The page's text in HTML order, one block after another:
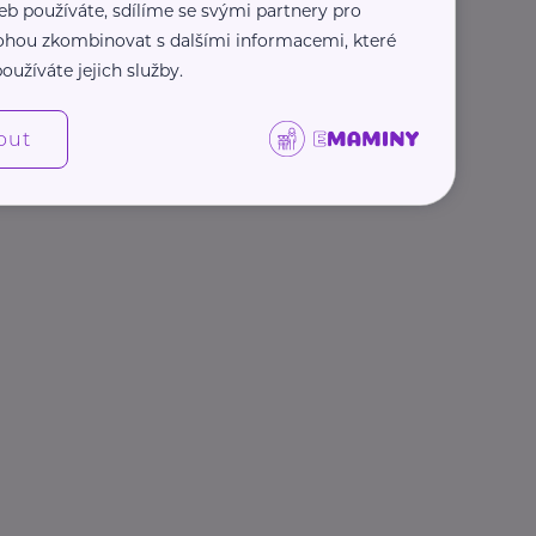
používáte, sdílíme se svými partnery pro
zkombinovat s dalšími informacemi, které
jejich služby.